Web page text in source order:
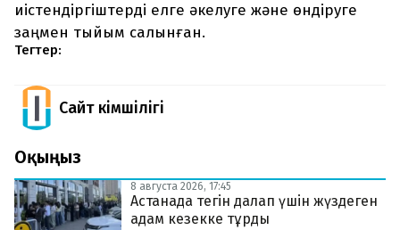
иістендіргіштерді елге әкелуге және өндіруге
заңмен тыйым салынған.
Тегтер:
Сайт Әкімшілігі
Оқыңыз
8 августа 2026, 17:45
Астанада тегін далап үшін жүздеген
адам кезекке тұрды